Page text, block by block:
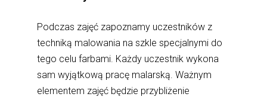
Podczas zajęć zapoznamy uczestników z
techniką malowania na szkle specjalnymi do
tego celu farbami. Każdy uczestnik wykona
sam wyjątkową pracę malarską. Ważnym
elementem zajęć będzie przybliżenie